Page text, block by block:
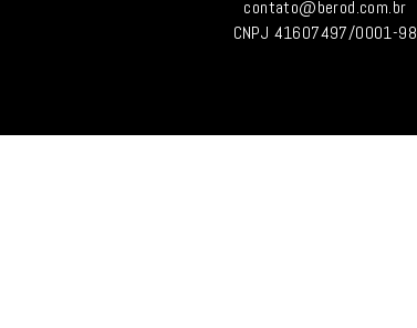
contato@berod.com.br
CNPJ 41607497/0001-98